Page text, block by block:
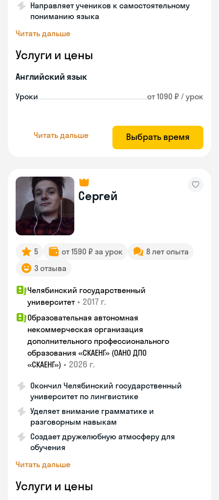
Направляет учеников к самостоятельному
пониманию языка
Читать дальше
Услуги и цены
Английский язык
Уроки от 1090 ₽ / урок
Читать дальше Выбрать время
Сергей
5 от 1590 ₽ за урок
8 лет опыта
3 отзыва
Челябинский государственный
университет • 2017 г.
Образовательная автономная
некоммерческая организация
дополнительного профессионального
образования «СКАЕНГ» (ОАНО ДПО
«СКАЕНГ») • 2026 г.
Окончил Челябинский государственный
университет по лингвистике
Уделяет внимание грамматике и
разговорным навыкам
Создает дружелюбную атмосферу для
обучения
Читать дальше
Услуги и цены